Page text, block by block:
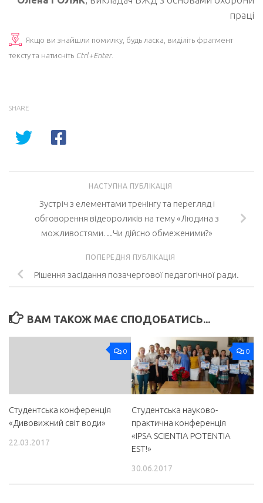
праці
Якщо ви знайшли помилку, будь ласка, виділіть фрагмент
тексту та натисніть Ctrl+Enter.
SHARE
НАСТУПНА ПУБЛІКАЦІЯ
Зустріч з елементами тренінгу та перегляд і
обговорення відеороликів на тему «Людина з
можливостями…Чи дійсно обмеженими?»
ПОПЕРЕДНЯ ПУБЛІКАЦІЯ
Рішення засідання позачергової педагогічної ради.
ВАМ ТАКОЖ МАЄ СПОДОБАТИСЬ...
0
Студентська конференція
«Дивовижний світ води»
22.03.2017
0
Студентська науково-
практична конференція
«IPSA SCIENTIA POTENTIA
EST!»
30.06.2017